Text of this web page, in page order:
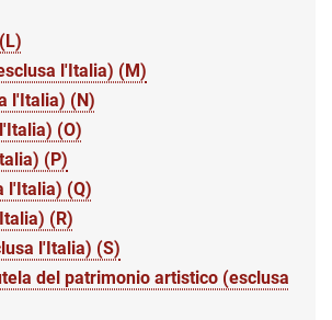
l'Italia) (M)
l'Italia) (N)
(O)
(P)
l'Italia) (Q)
(R)
l'Italia) (S)
del patrimonio artistico (esclusa